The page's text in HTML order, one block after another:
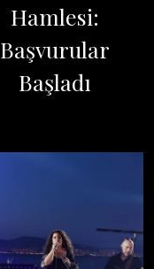
Hamlesi:
Başvurular
Başladı